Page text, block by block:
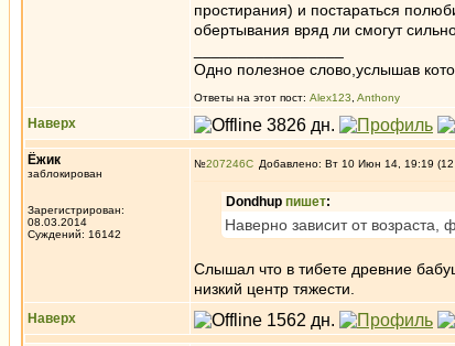
простирания) и постараться
обертывания вряд ли смогут
Одно полезное слово,услышав
Ответы на этот пост: Alex123 Anthony
Наверх
Ёжик
заблокирован
Зарегистрирован:
08.03.2014
Суждений: 16142
№207246 Добавлено: Вт 10 Июн 14, 19:19 (12
Dondhup пишет:
Наверно зависит от возраста,
Слышал что в тибете древние
низкий центр тяжести.
Наверх